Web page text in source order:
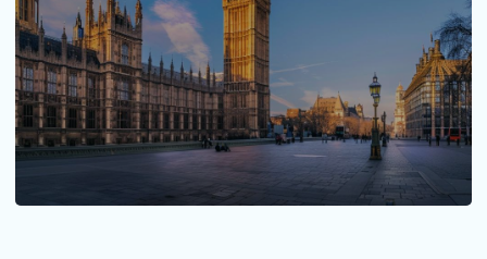
Big Ben : apres cinq ans de travaux ses
cloches resonnent de nouveau
Big Ben, l’horloge emblématique du Palais de
Westminster à Londres, a enfin...
LIRE LA SUITE